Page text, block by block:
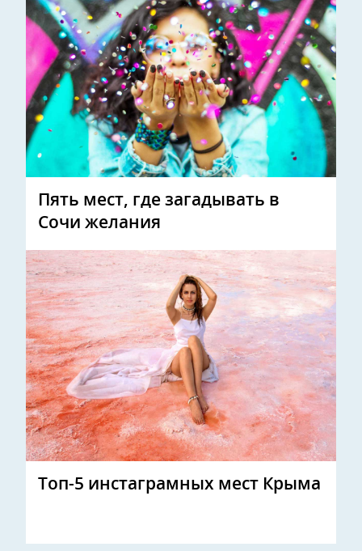
Пять мест, где загадывать в
Сочи желания
Топ-5 инстаграмных мест Крыма